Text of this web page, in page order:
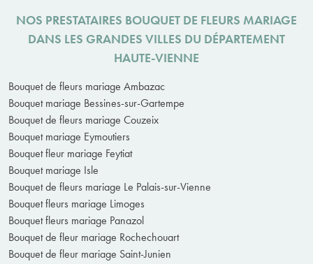
NOS PRESTATAIRES BOUQUET DE FLEURS MARIAGE
DANS LES GRANDES VILLES DU DÉPARTEMENT
HAUTE-VIENNE
Bouquet de fleurs mariage Ambazac
Bouquet mariage Bessines-sur-Gartempe
Bouquet de fleurs mariage Couzeix
Bouquet mariage Eymoutiers
Bouquet fleur mariage Feytiat
Bouquet mariage Isle
Bouquet de fleurs mariage Le Palais-sur-Vienne
Bouquet fleurs mariage Limoges
Bouquet fleurs mariage Panazol
Bouquet de fleur mariage Rochechouart
Bouquet de fleur mariage Saint-Junien